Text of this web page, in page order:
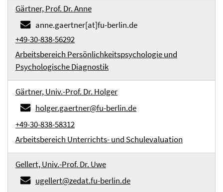
Gärtner, Prof. Dr. Anne
anne.gaertner[at]fu-berlin.de
+49-30-838-56292
Arbeitsbereich Persönlichkeitspsychologie und
Psychologische Diagnostik
Gärtner, Univ.-Prof. Dr. Holger
holger.gaertner@fu-berlin.de
+49-30-838-58312
Arbeitsbereich Unterrichts- und Schulevaluation
Gellert, Univ.-Prof. Dr. Uwe
ugellert@zedat.fu-berlin.de